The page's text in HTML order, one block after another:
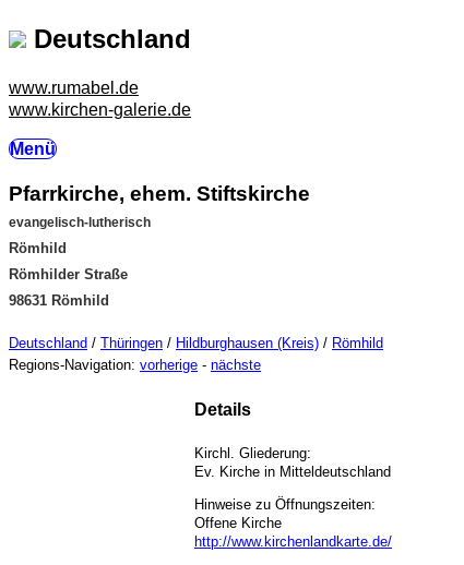
Deutschland
www.rumabel.de
www.kirchen-galerie.de
Menü
Pfarrkirche, ehem. Stiftskirche
evangelisch-lutherisch
Römhild
Römhilder Straße
98631 Römhild
Deutschland / Thüringen / Hildburghausen (Kreis) / Römhild
Regions-Navigation: vorherige - nächste
Details
Kirchl. Gliederung:
Ev. Kirche in Mitteldeutschland
Hinweise zu Öffnungszeiten:
Offene Kirche
http://www.kirchenlandkarte.de/